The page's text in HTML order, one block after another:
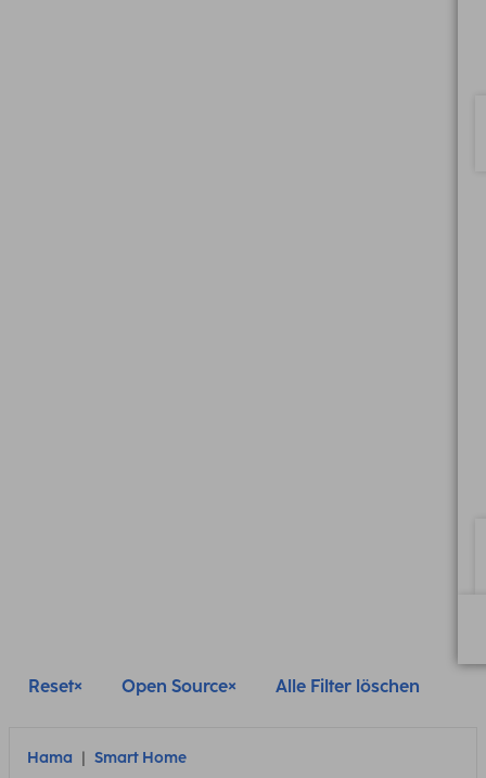
Reset Open Source Alle Filter löschen
Hama Smart Home